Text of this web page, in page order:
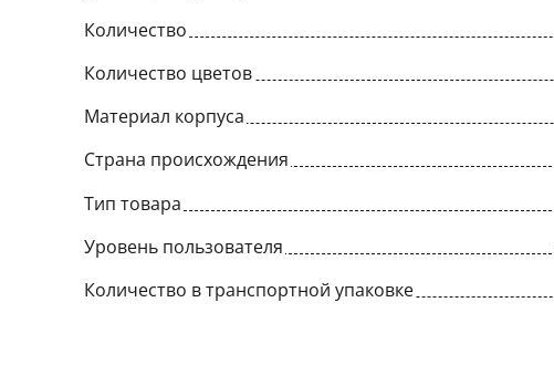
Количество
Количество цветов
Материал корпуса
Страна происхождения
Тип товара
Уровень пользователя
Количество в транспортной упаковке